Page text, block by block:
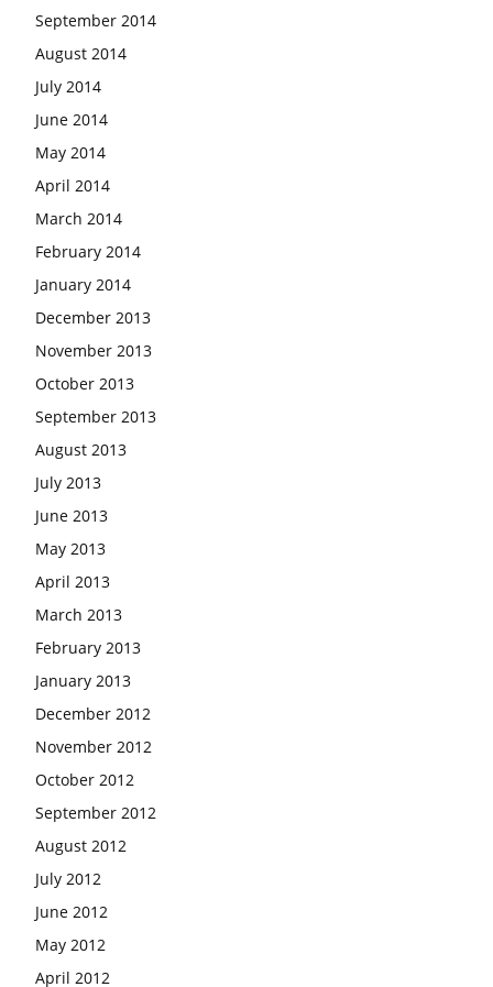
September 2014
August 2014
July 2014
June 2014
May 2014
April 2014
March 2014
February 2014
January 2014
December 2013
November 2013
October 2013
September 2013
August 2013
July 2013
June 2013
May 2013
April 2013
March 2013
February 2013
January 2013
December 2012
November 2012
October 2012
September 2012
August 2012
July 2012
June 2012
May 2012
April 2012